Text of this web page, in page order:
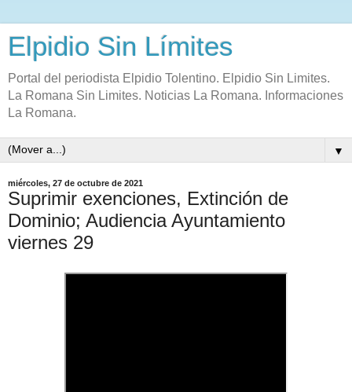
Elpidio Sin Límites
Portal del periodista Elpidio Tolentino. Elpidio Sin Limites.
La Romana Sin Limites. Noticias La Romana. Informaciones
La Romana.
▼
miércoles, 27 de octubre de 2021
Suprimir exenciones, Extinción de
Dominio; Audiencia Ayuntamiento
viernes 29